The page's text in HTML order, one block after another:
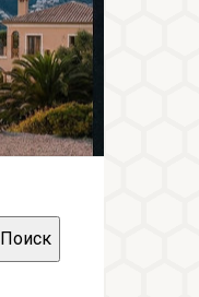
Поиск